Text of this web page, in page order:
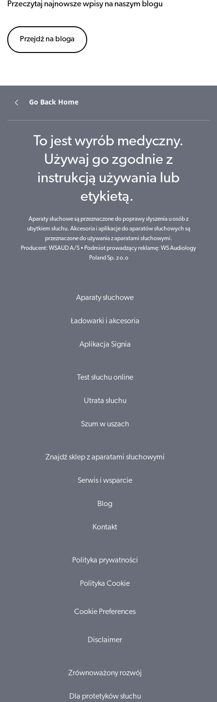
Przeczytaj najnowsze wpisy na naszym blogu
Przejdź na bloga
Go Back Home
To jest wyrób medyczny.
Używaj go zgodnie z
instrukcją używania lub
etykietą.
Aparaty słuchowe są przeznaczone do poprawy słyszenia u osób z
ubytkiem słuchu. Akcesoria i aplikacje do aparatów słuchowych są
przeznaczone do używania z aparatami słuchowymi.
Producent: WSAUD A/S • Podmiot prowadzący reklamę: WS Audiology
Poland Sp. z o.o
Aparaty słuchowe
Ładowarki i akcesoria
Aplikacja Signia
Test słuchu online
Utrata słuchu
Szum w uszach
Znajdź sklep z aparatami słuchowymi
Serwis i wsparcie
Blog
Kontakt
Polityka prywatności
Polityka Cookie
Cookie Preferences
Disclaimer
Zrównoważony rozwój
Dla protetyków słuchu